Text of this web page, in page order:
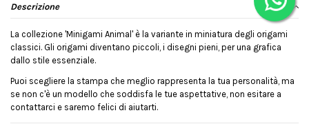
Descrizione
La collezione 'Minigami Animal' è la variante in miniatura degli origami
classici. Gli origami diventano piccoli, i disegni pieni, per una grafica
dallo stile essenziale.
Puoi scegliere la stampa che meglio rappresenta la tua personalità, ma
se non c'è un modello che soddisfa le tue aspettative, non esitare a
contattarci e saremo felici di aiutarti.